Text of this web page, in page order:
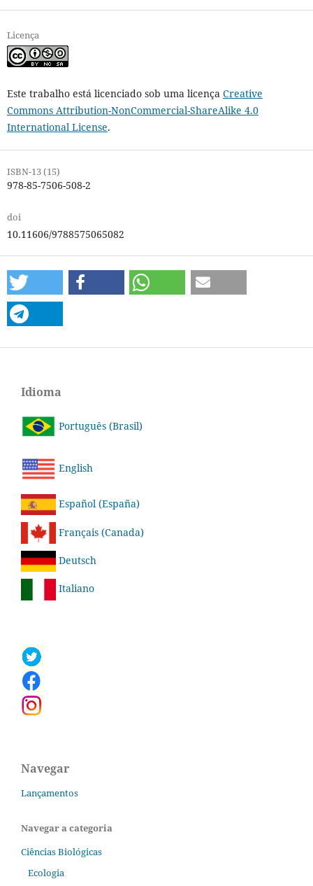
Licença
Este trabalho está licenciado sob uma licença Creative
Commons Attribution-NonCommercial-ShareAlike 4.0
International License.
ISBN-13 (15)
978-85-7506-508-2
doi
10.11606/9788575065082
Idioma
Português (Brasil)
English
Español (España)
Français (Canada)
Deutsch
Italiano
Navegar
Lançamentos
Navegar a categoria
Ciências Biológicas
Ecologia